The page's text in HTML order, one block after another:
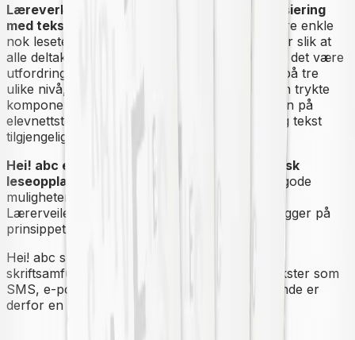
Læreverket gir gode muligheter for differensiering
med tekster på flere nivåer.
Tekstene må være enkle
nok leseteknisk og inneholde et kjent vokabular slik at
alle deltakerne opplever mestring. Samtidig må det være
utfordringer nok for alle.
har tekster på tre
ulike nivå, der den enkleste teksten finnes i den trykte
komponenten, nivå to ligger i den digitale boken på
elevnettstedet, mens nivå tre kun er en muntlig tekst
tilgjengeliggjort gjennom en lydfil.
Hei! abc er i hovedsak lagt opp etter syntetisk
leseopplæringsmetode
, men samtidig gir det gode
muligheter for felles tekstskaping i klassen.
Lærerveiledningen vil gi metodiske tips som bygger på
prinsippet om repetert lesing.
Hei! abc skal forberede deltakerne på det
skriftsamfunnet de skal fungere i. Hverdagstekster som
SMS, e-post, brev, handleliste, meny og lignende er
derfor en naturlig del av